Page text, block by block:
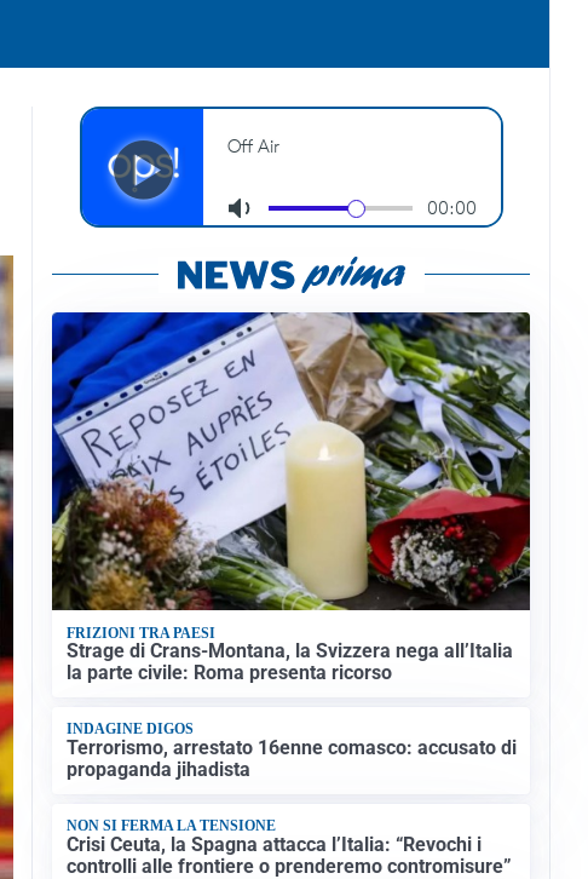
FRIZIONI TRA PAESI
Strage di Crans-Montana, la Svizzera nega all’Italia
la parte civile: Roma presenta ricorso
INDAGINE DIGOS
Terrorismo, arrestato 16enne comasco: accusato di
propaganda jihadista
NON SI FERMA LA TENSIONE
Crisi Ceuta, la Spagna attacca l’Italia: “Revochi i
controlli alle frontiere o prenderemo contromisure”